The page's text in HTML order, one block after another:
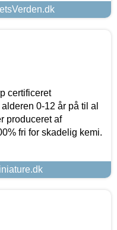
certificeret
0-12 år på til al
produceret af
fri for skadelig kemi.